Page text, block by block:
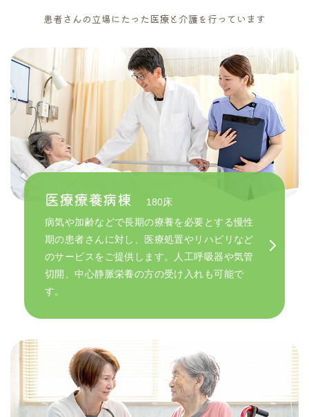
患者さんの立場にたった医療と介護を行っています
医療療養病棟
180床
病気や加齢などで長期の療養を必要とする慢性
期の患者さんに対し、医療処置やリハビリなど
のサービスをご提供します。人工呼吸器や気管
切開、中心静脈栄養の方の受け入れも可能で
す。